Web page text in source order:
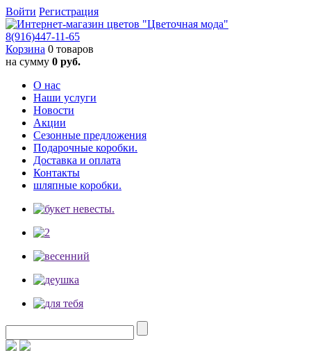
Войти Регистрация
8(916)447-11-65
Корзина 0 товаров
на сумму 0 руб.
О нас
Наши услуги
Новости
Акции
Сезонные предложения
Подарочные коробки.
Доставка и оплата
Контакты
шляпные коробки.